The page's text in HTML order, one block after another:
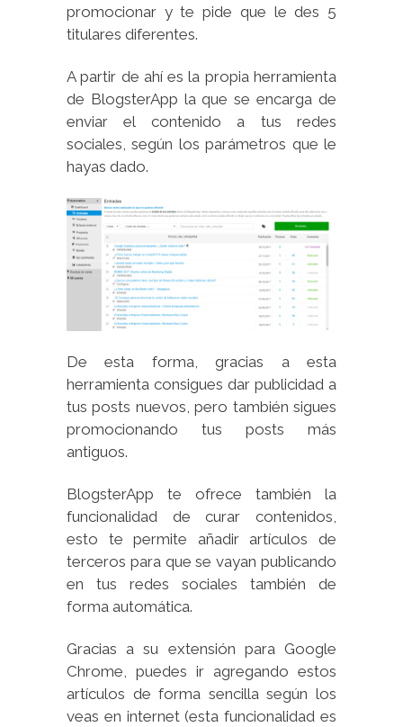
promocionar y te pide que le des 5
titulares diferentes.
A partir de ahí es la propia herramienta
de BlogsterApp la que se encarga de
enviar el contenido a tus redes
sociales, según los parámetros que le
hayas dado.
De esta forma, gracias a esta
herramienta consigues dar publicidad a
tus posts nuevos, pero también sigues
promocionando tus posts más
antiguos.
BlogsterApp te ofrece también la
funcionalidad de curar contenidos,
esto te permite añadir artículos de
terceros para que se vayan publicando
en tus redes sociales también de
forma automática.
Gracias a su extensión para Google
Chrome, puedes ir agregando estos
artículos de forma sencilla según los
veas en internet (esta funcionalidad es